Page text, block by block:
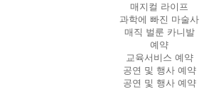
매지컬 라이프
과학에 빠진 마술사
매직 벌룬 카니발
예약
교육서비스 예약
공연 및 행사 예약
공연 및 행사 예약